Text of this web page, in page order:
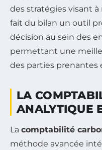
des stratégies visant à
fait du bilan un outil
décision au sein des
permettant une
des parties prenantes
LA
ANALYTIQUE
La comptabilité
méthode avancée